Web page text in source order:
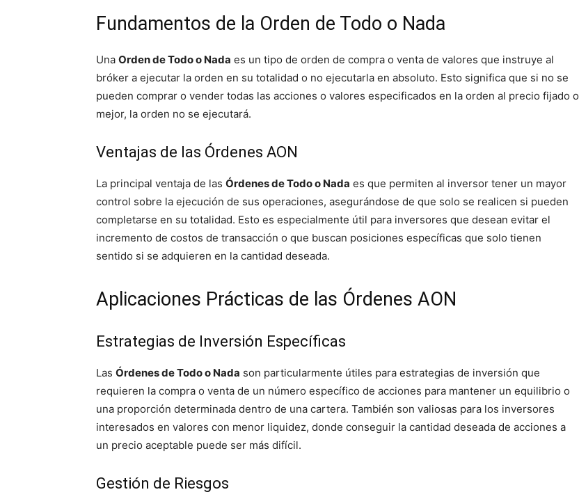
Fundamentos de la Orden de Todo o Nada
Una Orden de Todo o Nada es un tipo de orden de compra o venta de valores que instruye al
bróker a ejecutar la orden en su totalidad o no ejecutarla en absoluto. Esto significa que si no se
pueden comprar o vender todas las acciones o valores especificados en la orden al precio fijado o
mejor, la orden no se ejecutará.
Ventajas de las Órdenes AON
La principal ventaja de las Órdenes de Todo o Nada es que permiten al inversor tener un mayor
control sobre la ejecución de sus operaciones, asegurándose de que solo se realicen si pueden
completarse en su totalidad. Esto es especialmente útil para inversores que desean evitar el
incremento de costos de transacción o que buscan posiciones específicas que solo tienen
sentido si se adquieren en la cantidad deseada.
Aplicaciones Prácticas de las Órdenes AON
Estrategias de Inversión Específicas
Las Órdenes de Todo o Nada son particularmente útiles para estrategias de inversión que
requieren la compra o venta de un número específico de acciones para mantener un equilibrio o
una proporción determinada dentro de una cartera. También son valiosas para los inversores
interesados en valores con menor liquidez, donde conseguir la cantidad deseada de acciones a
un precio aceptable puede ser más difícil.
Gestión de Riesgos